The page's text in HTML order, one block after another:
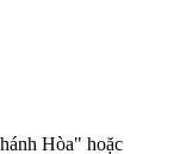
Hòa" hoặc